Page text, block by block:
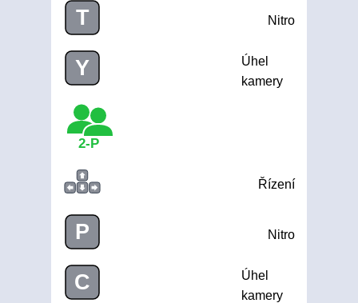
T Nitro
Y
Úhel
kamery
2-P
Řízení
P Nitro
C
Úhel
kamery